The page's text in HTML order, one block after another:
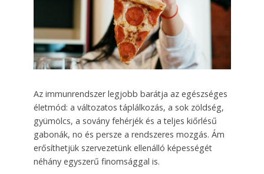
Az immunrendszer legjobb barátja az egészséges
életmód: a változatos táplálkozás, a sok zöldség,
gyümölcs, a sovány fehérjék és a teljes kiőrlésű
gabonák, no és persze a rendszeres mozgás. Ám
erősíthetjük szervezetünk ellenálló képességét
néhány egyszerű finomsággal is.